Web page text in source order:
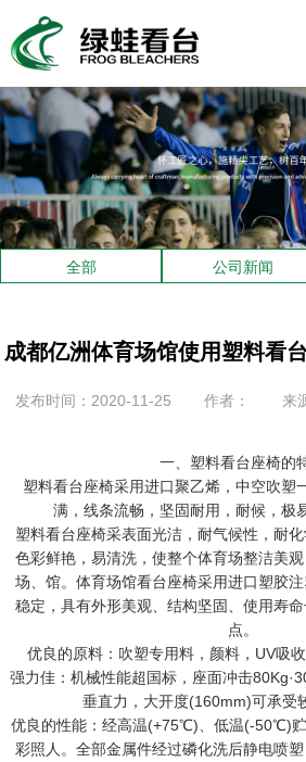
全部 公司新闻
成都亿洲体育场馆使用塑料看
发布时间：2020-11-25 作者： 来
一、塑料看台座椅的
塑料看台座椅采用进口聚乙烯，中空吹塑
满，线条流畅，坚固耐用，耐候，极
塑料看台座椅采表面光洁，耐气候性，耐
色彩鲜艳，易清洗，使整个体育场整洁美
场、馆。体育场馆看台座椅采用进口塑胶
稳定，具有外形美观、结构坚固、使用寿
点。
优良的原料：吹塑专用料，颜料，UV吸
强力佳：机械性能超国标，座面冲击
垂直力，大开度(160mm)可承受
优良的性能：经高温(+75℃)、低温(-50℃)
彩照人。全部金属件经过磷化洗后静电喷